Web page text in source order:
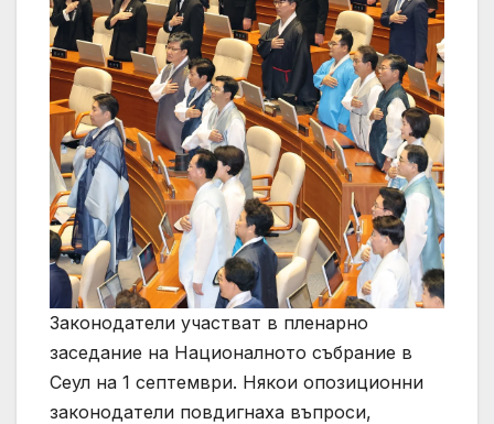
Законодатели участват в пленарно
заседание на Националното събрание в
Сеул на 1 септември. Някои опозиционни
законодатели повдигнаха въпроси,